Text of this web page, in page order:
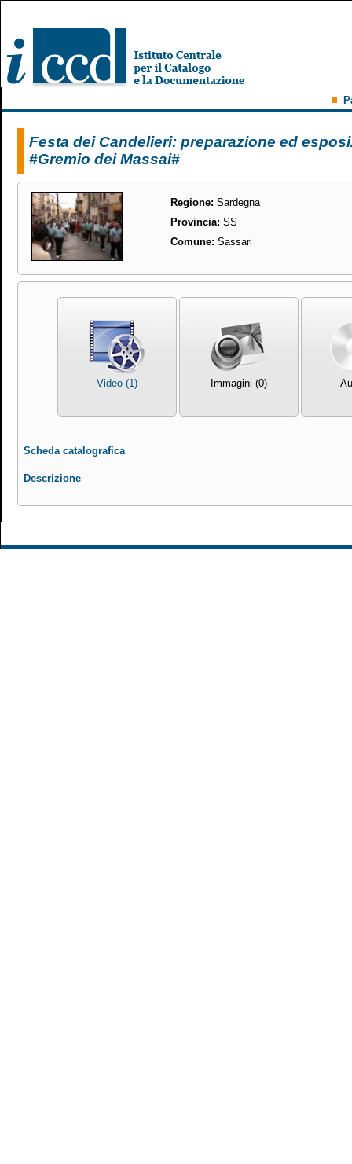
Festa dei Candelieri: preparazione ed
#Gremio dei Massai#
Regione: Sardegna
Provincia: SS
Comune: Sassari
Video (1) Immagini (0)
Scheda catalografica
Descrizione